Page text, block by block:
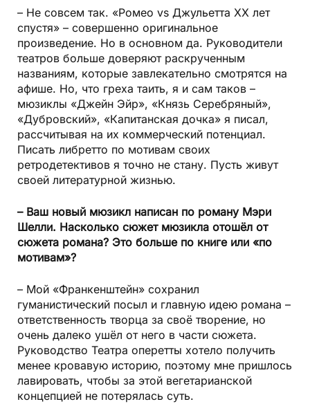
– Не совсем так. «Ромео vs Джульетта ХХ лет
спустя» – совершенно оригинальное
произведение. Но в основном да. Руководители
театров больше доверяют раскрученным
названиям, которые завлекательно смотрятся на
афише. Но, что греха таить, я и сам таков –
мюзиклы «Джейн Эйр», «Князь Серебряный»,
«Дубровский», «Капитанская дочка» я писал,
рассчитывая на их коммерческий потенциал.
Писать либретто по мотивам своих
ретродетективов я точно не стану. Пусть живут
своей литературной жизнью.
– Ваш новый мюзикл написан по роману Мэри
Шелли. Насколько сюжет мюзикла отошёл от
сюжета романа? Это больше по книге или «по
мотивам»?
– Мой «Франкенштейн» сохранил
гуманистический посыл и главную идею романа –
ответственность творца за своё творение, но
очень далеко ушёл от него в части сюжета.
Руководство Театра оперетты хотело получить
менее кровавую историю, поэтому мне пришлось
лавировать, чтобы за этой вегетарианской
концепцией не потерялась суть.